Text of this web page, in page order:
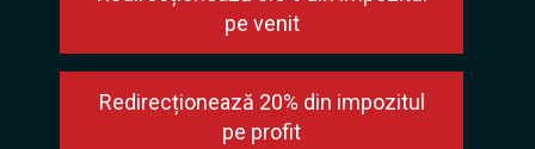
pe venit
Redirecționează 20% din impozitul
pe profit